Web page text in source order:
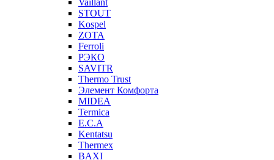
Vaillant
STOUT
Kospel
ZOTA
Ferroli
РЭКО
SAVITR
Thermo Trust
Элемент Комфорта
MIDEA
Termica
E.C.A
Kentatsu
Thermex
BAXI